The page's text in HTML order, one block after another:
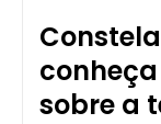
sobre a